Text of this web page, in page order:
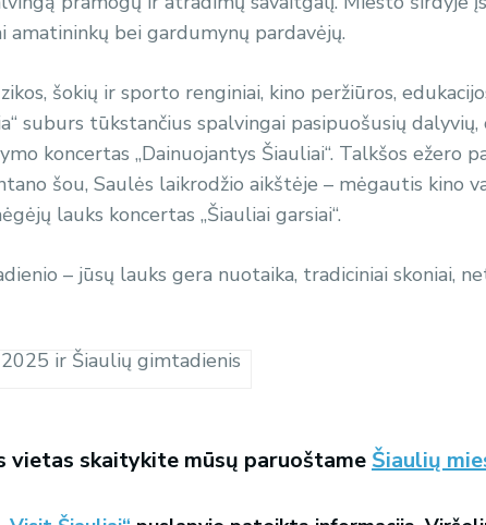
amatininkų bei gardumynų pardavėjų.
šokių ir sporto renginiai, kino peržiūros,
suburs tūkstančius spalvingai pasipuošusių
koncertas „Dainuojantys Šiauliai“. Talkšos ežero
šou, Saulės laikrodžio aikštėje – mėgautis kino
lauks koncertas „Šiauliai garsiai“.
– jūsų lauks gera nuotaika, tradiciniai skoniai,
vietas skaitykite mūsų paruoštame Šiaulių